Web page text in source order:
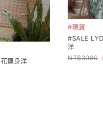
連身洋
#現貨
#SALE
洋
3080